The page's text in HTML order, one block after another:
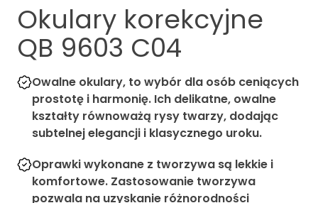
Okulary korekcyjne
QB 9603 C04
Owalne okulary, to wybór dla osób ceniących
prostotę i harmonię. Ich delikatne, owalne
kształty równoważą rysy twarzy, dodając
subtelnej elegancji i klasycznego uroku.
Oprawki wykonane z tworzywa są lekkie i
komfortowe. Zastosowanie tworzywa
pozwala na uzyskanie różnorodności